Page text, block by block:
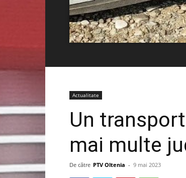
Actualitate
Un
mai multe
De către PTV Oltenia - 9 mai 2023